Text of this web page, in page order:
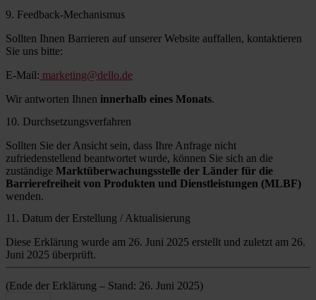
9. Feedback-Mechanismus
Sollten Ihnen Barrieren auf unserer Website auffallen, kontaktieren
Sie uns bitte:
E-Mail: marketing@dello.de
Wir antworten Ihnen innerhalb eines Monats.
10. Durchsetzungsverfahren
Sollten Sie der Ansicht sein, dass Ihre Anfrage nicht
zufriedenstellend beantwortet wurde, können Sie sich an die
zuständige Marktüberwachungsstelle der Länder für die
Barrierefreiheit von Produkten und Dienstleistungen (MLBF)
wenden.
11. Datum der Erstellung / Aktualisierung
Diese Erklärung wurde am 26. Juni 2025 erstellt und zuletzt am 26.
Juni 2025 überprüft.
(Ende der Erklärung – Stand: 26. Juni 2025)